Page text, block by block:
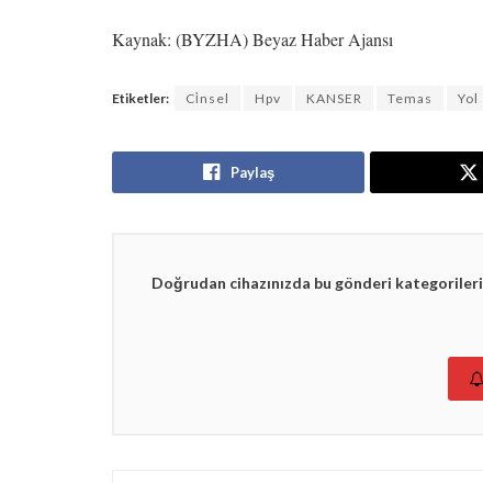
Kaynak: (BYZHA) Beyaz Haber Ajansı
Etiketler: Ci̇nsel Hpv KANSER Temas Yol
Paylaş
Doğrudan cihazınızda bu gönderi